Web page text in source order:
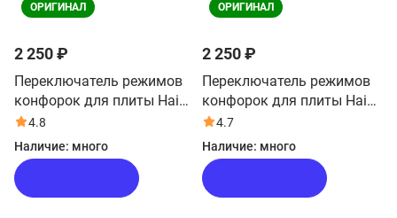
ОРИГИНАЛ
2 250 ₽
Переключатель режимов
конфорок для плиты Haier
HCX-5CDPW2
4.8
Наличие: много
ОРИГИНАЛ
2 250 ₽
Переключатель режимов
конфорок для плиты Haier
HCX-5CDPX2
4.7
Наличие: много